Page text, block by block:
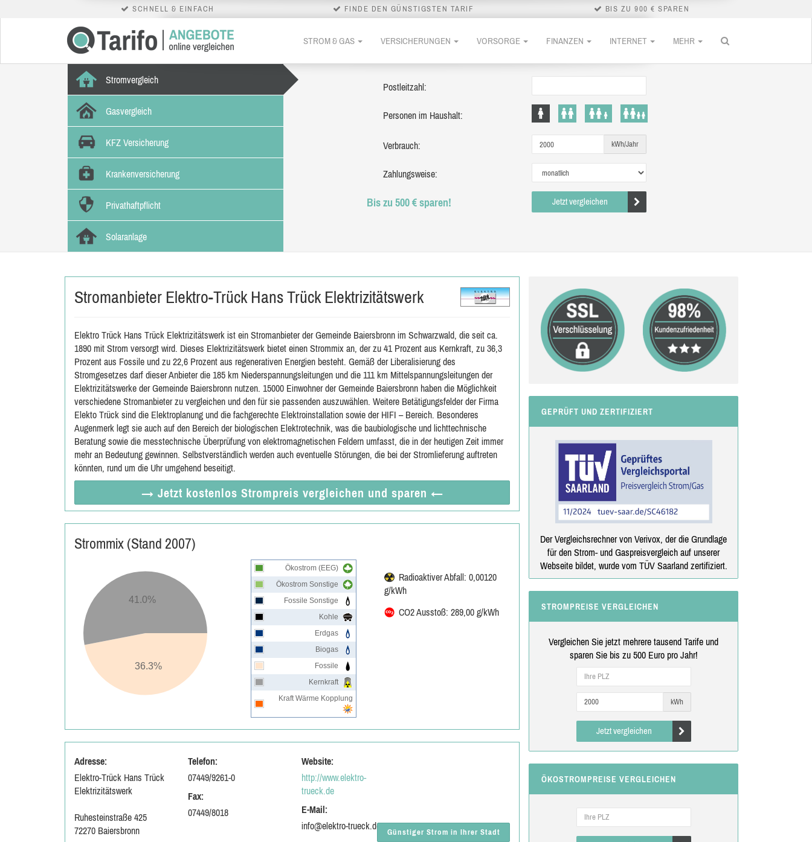
SCHNELL & EINFACH FINDE DEN GÜNSTIGSTEN TARIF BIS ZU 900 € SPAREN
STROM & GAS VERSICHERUNGEN VORSORGE FINANZEN INTERNET MEHR
Stromvergleich
Gasvergleich
KFZ Versicherung
Krankenversicherung
Privathaftpflicht
Solaranlage
Postleitzahl:
Personen im Haushalt:
Verbrauch: kWh/Jahr
Zahlungsweise:
Bis zu 500 € sparen! Jetzt vergleichen
Stromanbieter Elektro-Trück Hans Trück Elektrizitätswerk
Elektro Trück Hans Trück Elektrizitätswerk ist ein Stromanbieter der Gemeinde Baiersbronn im Schwarzwald, die seit ca.
1890 mit Strom versorgt wird. Dieses Elektrizitätswerk bietet einen Strommix an, der zu 41 Prozent aus Kernkraft, zu 36,3
Prozent aus Fossile und zu 22,6 Prozent aus regenerativen Energien besteht. Gemäß der Liberalisierung des
Stromgesetzes darf dieser Anbieter die 185 km Niederspannungsleitungen und die 111 km Mittelspannungsleitungen der
Elektrizitätswerke der Gemeinde Baiersbronn nutzen. 15000 Einwohner der Gemeinde Baiersbronn haben die Möglichkeit
verschiedene Stromanbieter zu vergleichen und den für sie passenden auszuwählen. Weitere Betätigungsfelder der Firma
Elekto Trück sind die Elektroplanung und die fachgerechte Elektroinstallation sowie der HIFI – Bereich. Besonderes
Augenmerk legt sie auch auf den Bereich der biologischen Elektrotechnik, was die baubiologische und lichttechnische
Beratung sowie die messtechnische Überprüfung von elektromagnetischen Feldern umfasst, die in der heutigen Zeit immer
mehr an Bedeutung gewinnen. Selbstverständlich werden auch eventuelle Störungen, die bei der Stromlieferung auftreten
könnten, rund um die Uhr umgehend beseitigt.
→ Jetzt kostenlos Strompreis vergleichen und sparen ←
Strommix (Stand 2007)
Ökostrom (EEG)
Ökostrom Sonstige
Fossile Sonstige
Kohle
Erdgas
Biogas
Fossile
Kernkraft
Kraft Wärme Kopplung
36.3%
41.0%
Radioaktiver Abfall: 0,00120
g/kWh
CO2 Ausstoß: 289,00 g/kWh
Adresse:
Elektro-Trück Hans Trück
Elektrizitätswerk
Ruhesteinstraße 425
72270 Baiersbronn
Telefon:
07449/9261-0
Fax:
07449/8018
Website:
http://www.elektro-
trueck.de
E-Mail:
info@elektro-trueck.de
Günstiger Strom in Ihrer Stadt
GEPRÜFT UND ZERTIFIZIERT
Der Vergleichsrechner von Verivox, der die Grundlage
für den Strom- und Gaspreisvergleich auf unserer
Webseite bildet, wurde vom TÜV Saarland zertifiziert.
STROMPREISE VERGLEICHEN
Vergleichen Sie jetzt mehrere tausend Tarife und
sparen Sie bis zu 500 Euro pro Jahr!
kWh
Jetzt vergleichen
ÖKOSTROMPREISE VERGLEICHEN